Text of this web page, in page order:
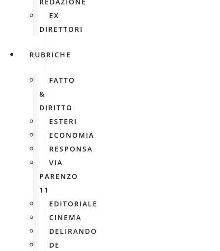
REDAZIONE
EX
DIRETTORI
RUBRICHE
FATTO
&
DIRITTO
ESTERI
ECONOMIA
RESPONSA
VIA
PARENZO
11
EDITORIALE
CINEMA
DELIRANDO
DE